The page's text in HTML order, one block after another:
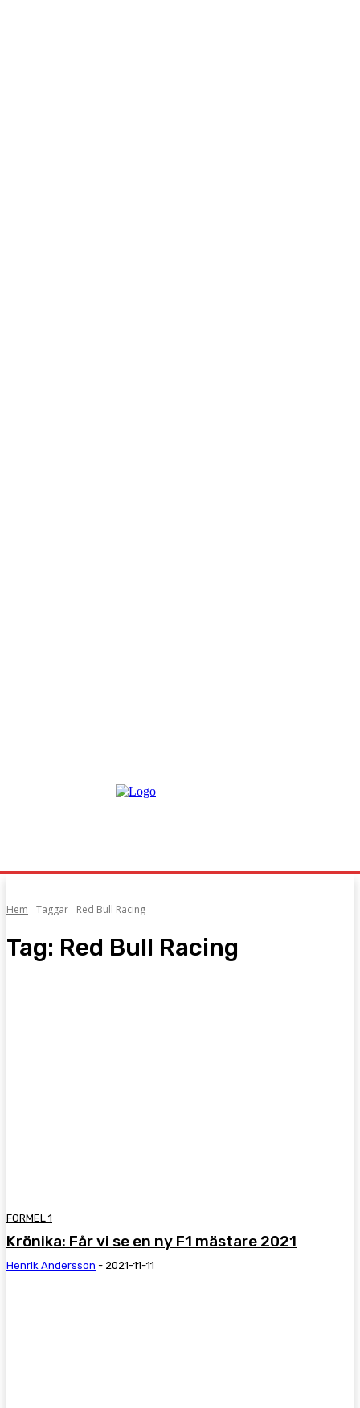
Hem Taggar Red Bull Racing
Tag: Red Bull Racing
FORMEL 1
Krönika: Får vi se en ny F1 mästare 2021
Henrik Andersson - 2021-11-11